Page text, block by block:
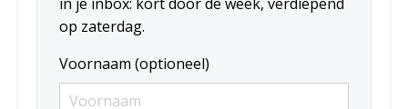
op zaterdag.
Voornaam (optioneel)